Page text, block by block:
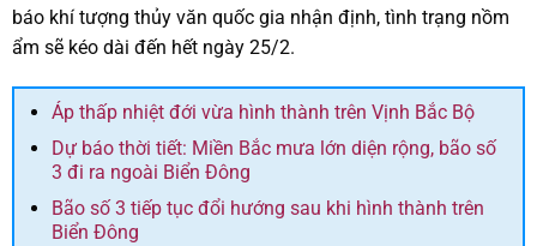
báo khí tượng thủy văn quốc gia nhận định, tình trạng nồm
ẩm sẽ kéo dài đến hết ngày 25/2.
Áp thấp nhiệt đới vừa hình thành trên Vịnh Bắc Bộ
Dự báo thời tiết: Miền Bắc mưa lớn diện rộng, bão số
3 đi ra ngoài Biển Đông
Bão số 3 tiếp tục đổi hướng sau khi hình thành trên
Biển Đông